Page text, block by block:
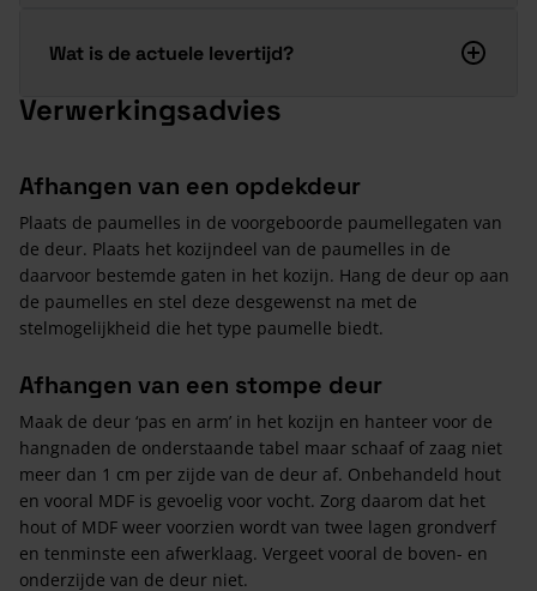
Wat is de actuele levertijd?
Verwerkingsadvies
Afhangen van een opdekdeur
Plaats de paumelles in de voorgeboorde paumellegaten van
de deur. Plaats het kozijndeel van de paumelles in de
daarvoor bestemde gaten in het kozijn. Hang de deur op aan
de paumelles en stel deze desgewenst na met de
stelmogelijkheid die het type paumelle biedt.
Afhangen van een stompe deur
Maak de deur ‘pas en arm’ in het kozijn en hanteer voor de
hangnaden de onderstaande tabel maar schaaf of zaag niet
meer dan 1 cm per zijde van de deur af. Onbehandeld hout
en vooral MDF is gevoelig voor vocht. Zorg daarom dat het
hout of MDF weer voorzien wordt van twee lagen grondverf
en tenminste een afwerklaag. Vergeet vooral de boven- en
onderzijde van de deur niet.